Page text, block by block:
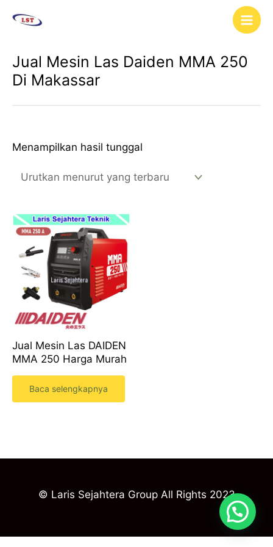
Main
Jual Mesin Las Daiden MMA 250
Di Makassar
Menampilkan hasil tunggal
Jual Mesin Las DAIDEN
MMA 250 Harga Murah
Baca selengkapnya
© Laris Sejahtera Group All Rights 2023